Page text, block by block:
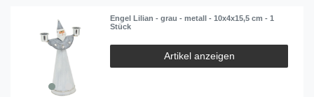
Engel Lilian - grau - metall - 10x4x15,5 cm - 1
Stück
Artikel anzeigen